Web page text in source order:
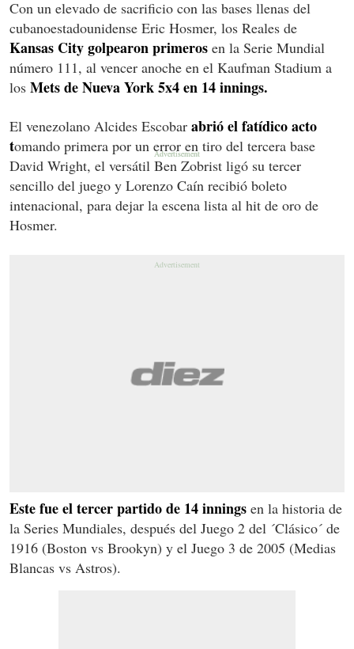
Con un elevado de sacrificio con las bases llenas del
cubanoestadounidense Eric Hosmer, los Reales de
Kansas City golpearon primeros en la Serie Mundial
número 111, al vencer anoche en el Kaufman Stadium a
los Mets de Nueva York 5x4 en 14 innings.
El venezolano Alcides Escobar abrió el fatídico acto
tomando primera por un error en tiro del tercera base
David Wright, el versátil Ben Zobrist ligó su tercer
sencillo del juego y Lorenzo Caín recibió boleto
intenacional, para dejar la escena lista al hit de oro de
Hosmer.
Este fue el tercer partido de 14 innings en la historia de
la Series Mundiales, después del Juego 2 del ´Clásico´ de
1916 (Boston vs Brookyn) y el Juego 3 de 2005 (Medias
Blancas vs Astros).